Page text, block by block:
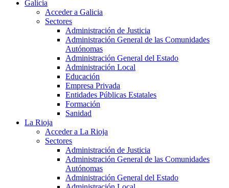
Galicia
Acceder a Galicia
Sectores
Administración de Justicia
Administración General de las Comunidades
Autónomas
Administración General del Estado
Administración Local
Educación
Empresa Privada
Entidades Públicas Estatales
Formación
Sanidad
La Rioja
Acceder a La Rioja
Sectores
Administración de Justicia
Administración General de las Comunidades
Autónomas
Administración General del Estado